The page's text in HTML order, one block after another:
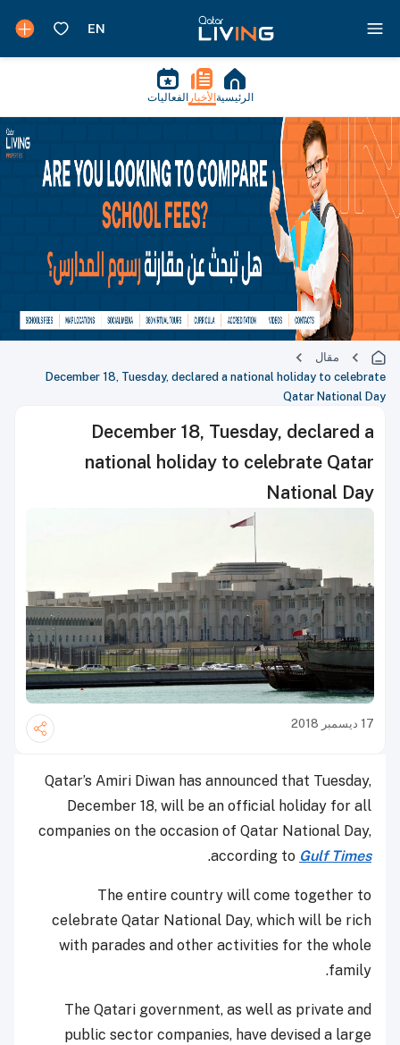
الرئيسية الأخبار الفعاليات
مقال
December 18, Tuesday, declared a national holiday to celebrate
Qatar National Day
December 18, Tuesday, declared a
national holiday to celebrate Qatar
National Day
17 ديسمبر 2018
Qatar’s Amiri Diwan has announced that Tuesday,
December 18, will be an official holiday for all
companies on the occasion of Qatar National Day,
according to Gulf Times
.
The entire country will come together to
celebrate Qatar National Day, which will be rich
with parades and other activities for the whole
family.
The Qatari government, as well as private and
public sector companies, have devised a large